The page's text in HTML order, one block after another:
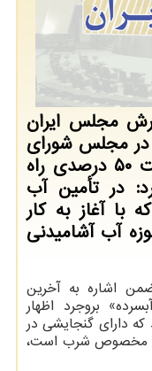
مجلس ایران
در مجلس شورای
اسلامی ضمن اشاره به پیشرفت ۵۰ درصدی راه
در تأمین آب
با آغاز به کار
آب آشامیدنی
اشاره به آخرین
بروجرد اظهار
سد که دارای گنجایشی در
و مخصوص شرب است،